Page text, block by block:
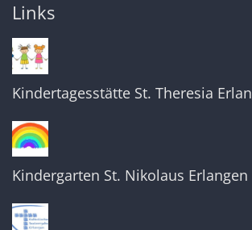
Links
Kindertagesstätte St. Theresia
Kindergarten St. Nikolaus Erlangen